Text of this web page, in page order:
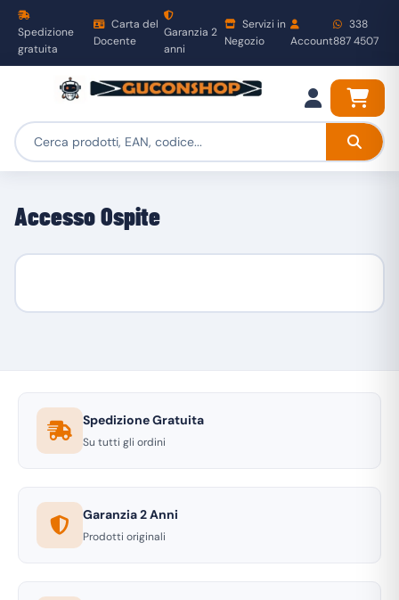
Spedizione
gratuita
Carta del
Docente
Garanzia 2
anni
Servizi in
Negozio
Account
338
887 4507
Accesso Ospite
Spedizione Gratuita
Su tutti gli ordini
Garanzia 2 Anni
Prodotti originali